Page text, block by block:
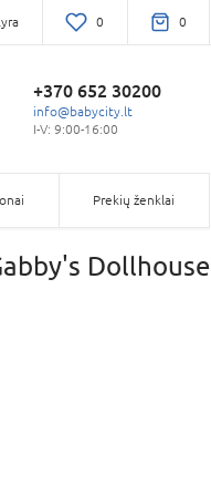
0 0
+370 652 30200
info@babycity.lt
I-V: 9:00-16:00
Prekių ženklai
Dollhouse